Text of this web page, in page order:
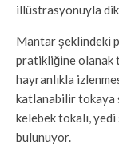
illüstrasyonuyla
Mantar şeklindeki
pratikliğine olanak
hayranlıkla
katlanabilir tokaya
kelebek tokalı,
bulunuyor.